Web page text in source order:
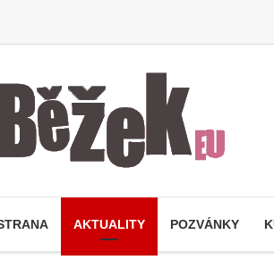
AKTUALITY POZVÁNKY